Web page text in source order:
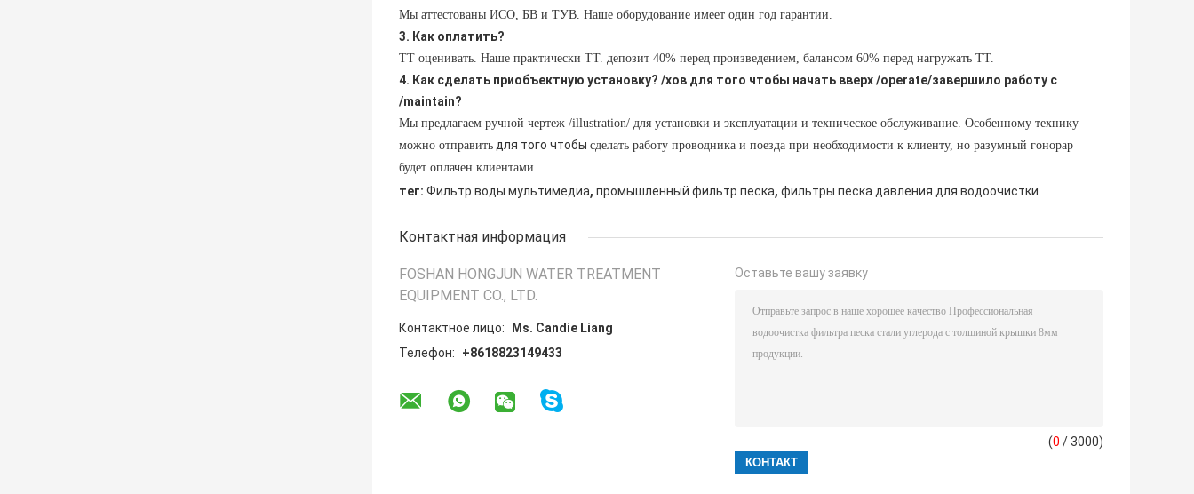
Мы аттестованы ИСО, БВ и ТУВ. Наше оборудование имеет один год гарантии.
3. Как оплатить?
ТТ оценивать. Наше практически ТТ. депозит 40% перед произведением, балансом 60% перед нагружать ТТ.
4. Как сделать приобъектную установку? /хов для того чтобы начать вверх /operate/завершило работу с
/maintain?
Мы предлагаем ручной чертеж /illustration/ для установки и эксплуатации и техническое обслуживание. Особенному технику
можно отправить для того чтобы сделать работу проводника и поезда при необходимости к клиенту, но разумный гонорар
будет оплачен клиентами.
тег: Фильтр воды мультимедиа, промышленный фильтр песка, фильтры песка давления для водоочистки
Контактная информация
FOSHAN HONGJUN WATER TREATMENT
EQUIPMENT CO., LTD.
Контактное лицо:
Ms. Candie Liang
Телефон:
+8618823149433
Оставьте вашу заявку
(0 / 3000)